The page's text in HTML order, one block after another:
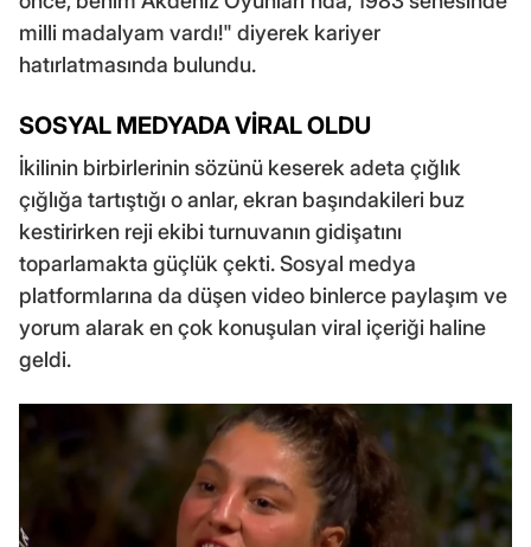
milli madalyam vardı!" diyerek kariyer
hatırlatmasında bulundu.
SOSYAL MEDYADA VİRAL OLDU
İkilinin birbirlerinin sözünü keserek adeta çığlık
çığlığa tartıştığı o anlar, ekran başındakileri buz
kestirirken reji ekibi turnuvanın gidişatını
toparlamakta güçlük çekti. Sosyal medya
platformlarına da düşen video binlerce paylaşım ve
yorum alarak en çok konuşulan viral içeriği haline
geldi.